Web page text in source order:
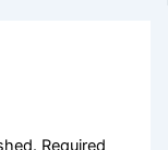
Required